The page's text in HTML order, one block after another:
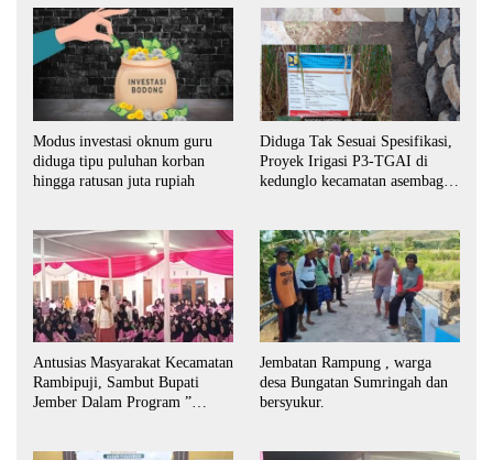
Modus investasi oknum guru
diduga tipu puluhan korban
hingga ratusan juta rupiah
Diduga Tak Sesuai Spesifikasi,
Proyek Irigasi P3-TGAI di
kedunglo kecamatan asembagus
Antusias Masyarakat Kecamatan
Rambipuji, Sambut Bupati
Jember Dalam Program ”
Jembatan Rampung , warga
desa Bungatan Sumringah dan
bersyukur.